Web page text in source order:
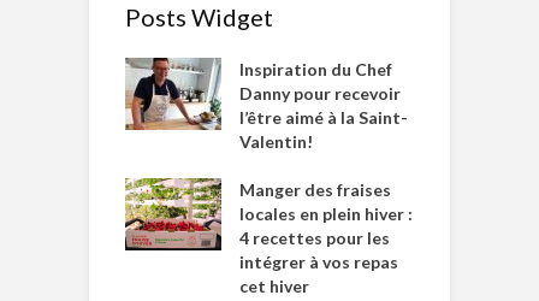
Posts Widget
Inspiration du Chef
Danny pour recevoir
l’être aimé à la Saint-
Valentin!
Manger des fraises
locales en plein hiver :
4 recettes pour les
intégrer à vos repas
cet hiver